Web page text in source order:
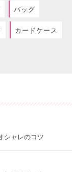
バッグ
カードケース
シャレのコツ